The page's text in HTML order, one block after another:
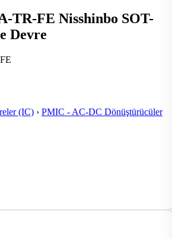
TR-FE Nisshinbo SOT-
Devre
(IC) › PMIC - AC-DC Dönüştürücüler